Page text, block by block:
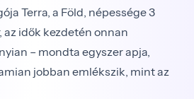
Terra, a Föld, népessége 3
az idők kezdetén onnan
– mondta egyszer apja,
jobban emlékszik, mint az